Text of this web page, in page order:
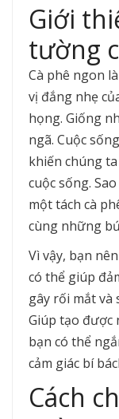
Giới
tường
Cà phê ngon
vị đắng nhẹ
họng. Giống
ngã. Cuộc
khiến chúng
cuộc sống.
một tách cà
cùng những
Vì vậy, bạn
có thể giúp
gây rối mắt và
Giúp tạo được
bạn có thể
cảm giác bí
Cách